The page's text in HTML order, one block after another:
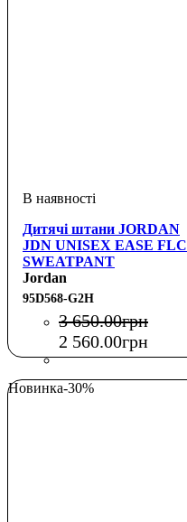
Дитячі штани JORDAN
JDN UNISEX EASE FLC
SWEATPANT
Jordan
95D568-G2H
3 650.00грн
2 560.00грн
Новинка-30%